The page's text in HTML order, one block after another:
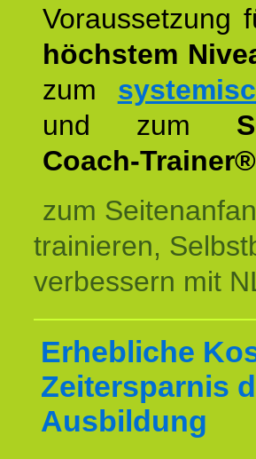
Voraussetzung
höchstem
zum
und zum
Coach-
zum
trainieren,
verbessern mit
Erhebliche
Zeitersparnis
Ausbildung